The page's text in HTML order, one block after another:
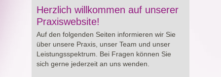
Viagra online sowie über Preisgestaltung und
Besonderheiten von
Entscheidung rund um Ihre Gesundheit.
Herzlich willkommen auf unserer
Praxiswebsite!
Auf den folgenden Seiten informieren wir Sie
über unsere Praxis, unser Team und unser
Leistungsspektrum. Bei Fragen können Sie
sich gerne jederzeit an uns wenden.